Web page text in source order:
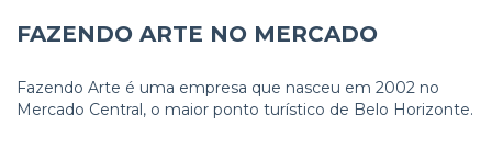
FAZENDO ARTE NO MERCADO
Fazendo Arte é uma empresa que nasceu em 2002 no
Mercado Central, o maior ponto turístico de Belo Horizonte.